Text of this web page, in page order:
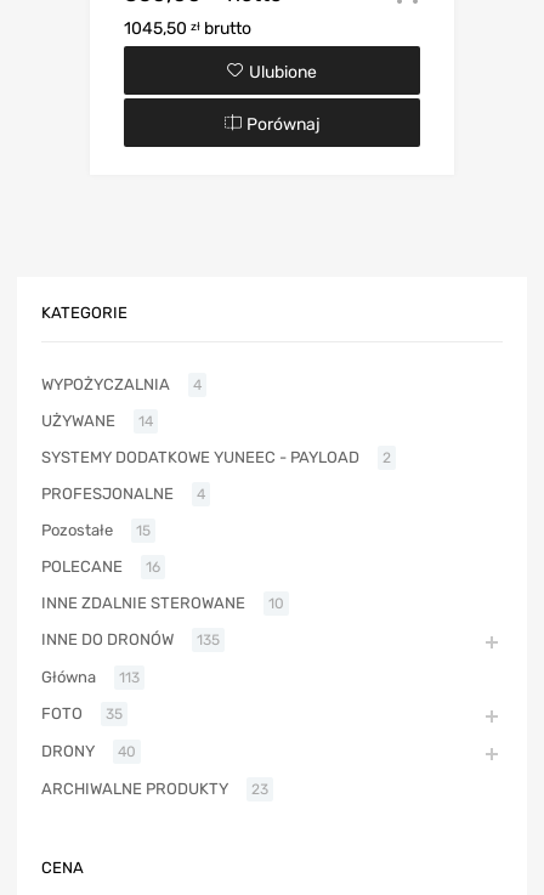
1045,50 zł brutto
Ulubione
Porównaj
KATEGORIE
WYPOŻYCZALNIA 4
UŻYWANE 14
SYSTEMY DODATKOWE YUNEEC - PAYLOAD 2
PROFESJONALNE 4
Pozostałe 15
POLECANE 16
INNE ZDALNIE STEROWANE 10
INNE DO DRONÓW 135
Główna 113
FOTO 35
DRONY 40
ARCHIWALNE PRODUKTY 23
CENA